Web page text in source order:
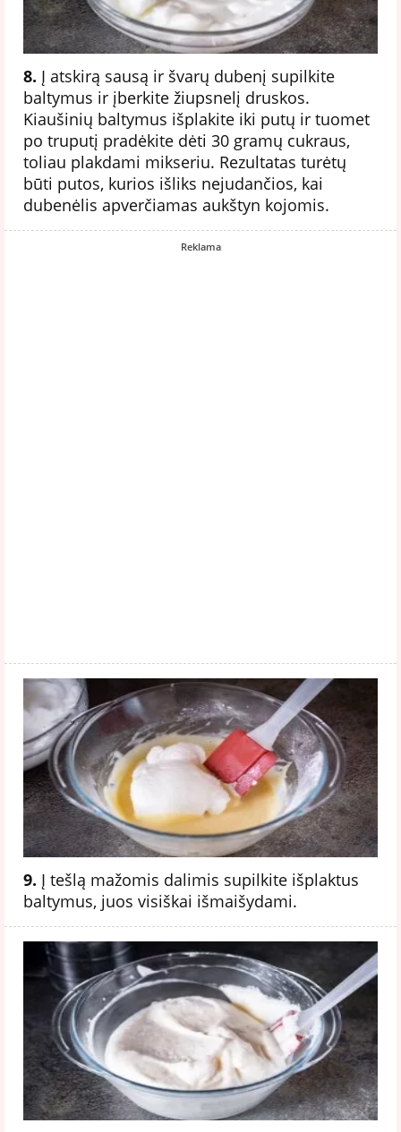
8. Į atskirą sausą ir švarų dubenį supilkite
baltymus ir įberkite žiupsnelį druskos.
Kiaušinių baltymus išplakite iki putų ir tuomet
po truputį pradėkite dėti 30 gramų cukraus,
toliau plakdami mikseriu. Rezultatas turėtų
būti putos, kurios išliks nejudančios, kai
dubenėlis apverčiamas aukštyn kojomis.
Reklama
9. Į tešlą mažomis dalimis supilkite išplaktus
baltymus, juos visiškai išmaišydami.